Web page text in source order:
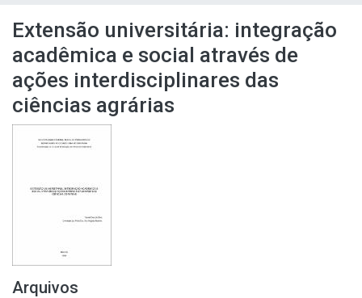
Extensão universitária: integração
acadêmica e social através de
ações interdisciplinares das
ciências agrárias
Arquivos